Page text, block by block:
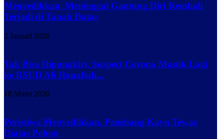
Menyedihkan, Meninggal Gantung Diri Kembali
Terjadi di Tanah Datar
2 Januari 2020
Tak Bisa Dipungkiri, Suspect Corona Masuk Lagi
ke RSUD Ali Hanafiah...
18 Maret 2020
Peristiwa Menyedihkan, Penebang Kayu Tewas
Diatas Pohon